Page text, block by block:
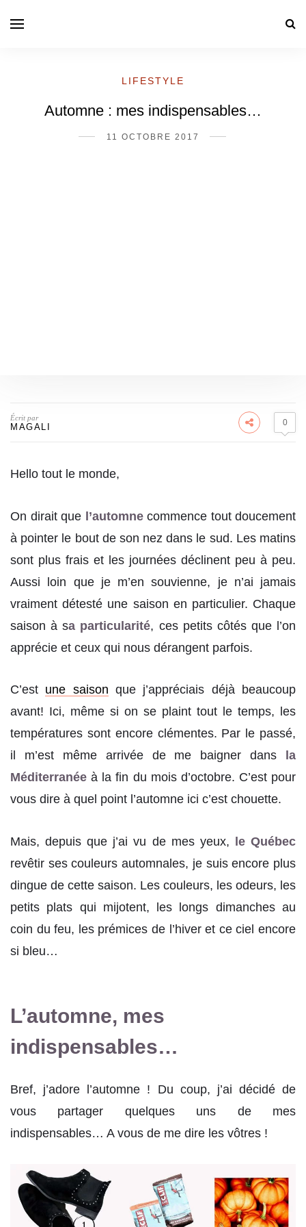
LIFESTYLE
Automne : mes indispensables…
11 OCTOBRE 2017
Écrit par
MAGALI 0
Hello tout le monde,
On dirait que l’automne commence tout doucement
à pointer le bout de son nez dans le sud. Les matins
sont plus frais et les journées déclinent peu à peu.
Aussi loin que je m’en souvienne, je n’ai jamais
vraiment détesté une saison en particulier. Chaque
saison à sa particularité, ces petits côtés que l’on
apprécie et ceux qui nous dérangent parfois.
C’est une saison que j’appréciais déjà beaucoup
avant! Ici, même si on se plaint tout le temps, les
températures sont encore clémentes. Par le passé,
il m’est même arrivée de me baigner dans
la
Méditerranée à la fin du mois d’octobre. C’est pour
vous dire à quel point l’automne ici c’est chouette.
Mais, depuis que j’ai vu de mes yeux,
le Québec
revêtir ses couleurs automnales, je suis encore plus
dingue de cette saison. Les couleurs, les odeurs, les
petits plats qui mijotent, les longs dimanches au
coin du feu, les prémices de l’hiver et ce ciel encore
si bleu…
L’automne, mes
indispensables…
Bref, j’adore l’automne ! Du coup, j’ai décidé de
vous partager quelques uns de mes
indispensables… A vous de me dire les vôtres !